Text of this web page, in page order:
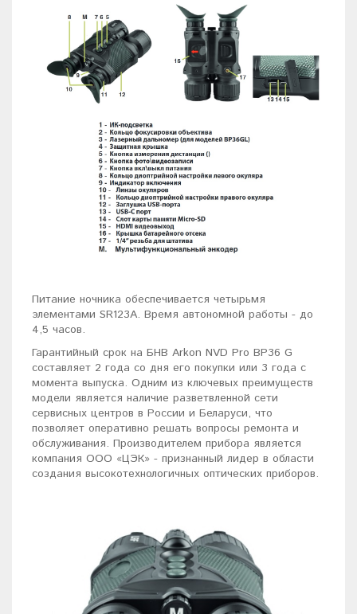
Питание ночника обеспечивается четырьмя
элементами SR123A. Время автономной работы - до
4,5 часов.
Гарантийный срок на БНВ Arkon NVD Pro BP36 G
составляет 2 года со дня его покупки или 3 года с
момента выпуска. Одним из ключевых преимуществ
модели является наличие разветвленной сети
сервисных центров в России и Беларуси, что
позволяет оперативно решать вопросы ремонта и
обслуживания. Производителем прибора является
компания ООО «ЦЭК» - признанный лидер в области
создания высокотехнологичных оптических приборов.